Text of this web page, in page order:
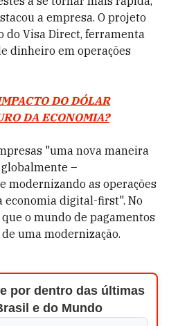
a empresa. O projeto
do Visa Direct, ferramenta
dinheiro em operações
DO DÓLAR
DA ECONOMIA?
"uma nova maneira
–
modernizando as operações
economia digital-first". No
o mundo de pagamentos
uma modernização.
por dentro das últimas
e do Mundo